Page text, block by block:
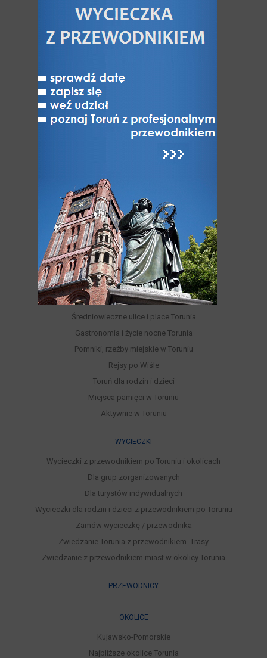
Legendy toruńskie
Jak Toruń z Bydgoszczą
Toruń niedostępny
ATRAKCJE
Atrakcje Torunia
Odkryj dzielnice Torunia
UNESCO: Światowe dziedzictwo Torunia
Muzea w Toruniu
Różnorodność turystyczna Torunia
Kultura, Sztuka, Rozrywka
Festiwale i wydarzenia kulturalne
Parki, Ogrody, Rezerwaty, Lasy
Punkty widokowe
Średniowieczne ulice i place Torunia
Gastronomia i życie nocne Torunia
Pomniki, rzeźby miejskie w Toruniu
Rejsy po Wiśle
Toruń dla rodzin i dzieci
Miejsca pamięci w Toruniu
Aktywnie w Toruniu
WYCIECZKI
Wycieczki z przewodnikiem po Toruniu i okolicach
Dla grup zorganizowanych
Dla turystów indywidualnych
Wycieczki dla rodzin i dzieci z przewodnikiem po Toruniu
Zamów wycieczkę / przewodnika
Zwiedzanie Torunia z przewodnikiem. Trasy
Zwiedzanie z przewodnikiem miast w okolicy Torunia
PRZEWODNICY
OKOLICE
Kujawsko-Pomorskie
Najbliższe okolice Torunia